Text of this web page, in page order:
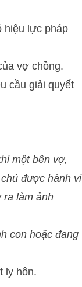
hiệu lực pháp
vợ chồng.
cầu giải quyết
một bên vợ,
được hành vi
ra làm ảnh
con hoặc đang
ly hôn.